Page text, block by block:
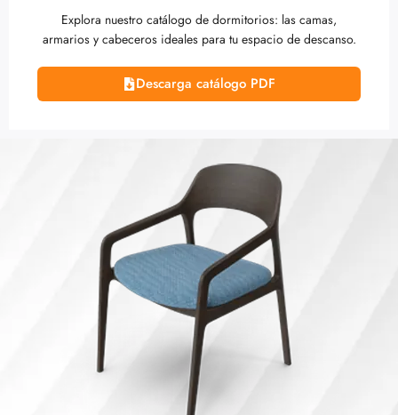
Explora nuestro catálogo de dormitorios: las camas,
armarios y cabeceros ideales para tu espacio de descanso.
Descarga catálogo PDF